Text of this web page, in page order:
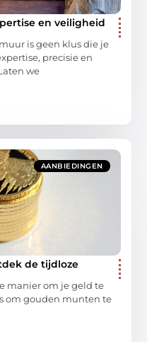
en veiligheid
is geen klus die je
precisie en
we
AANBIEDINGEN
de tijdloze
manier om je geld te
om gouden munten te